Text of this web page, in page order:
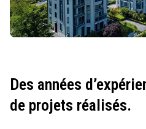
Des années
de projets réalisés.